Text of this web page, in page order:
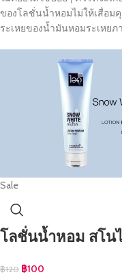
ของโลชั่นน้ำหอมไม่ให้เสื่อม
ระเหยของน้ำมันหอมระเหยภ
Sale
โลชั่นน้ำหอม สโน
฿120 ฿100